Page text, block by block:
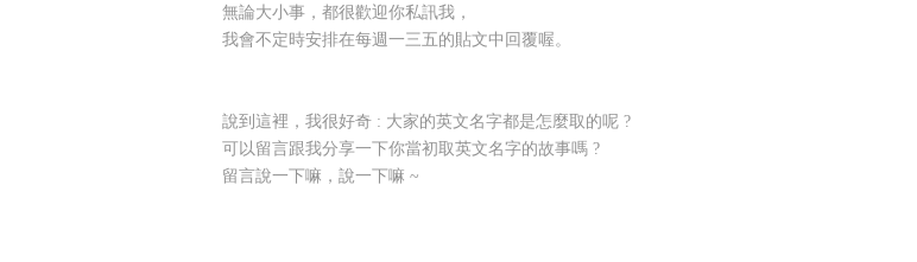
無論大小事，都很歡迎你私訊我，
我會不定時安排在每週一三五的貼文中回覆喔。
說到這裡，我很好奇 : 大家的英文名字都是怎麼取的呢 ?
可以留言跟我分享一下你當初取英文名字的故事嗎 ?
留言說一下嘛，說一下嘛 ~